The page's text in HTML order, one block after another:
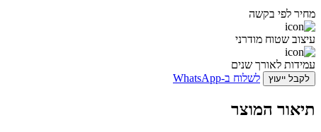
מחיר לפי בקשה
עיצוב שטוח מודרני
עמידות לאורך שנים
לקבל ייעוץ לשלוח ב-WhatsApp
תיאור המוצר